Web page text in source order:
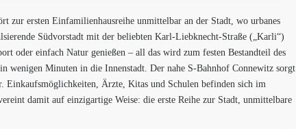
zur ersten Einfamilienhausreihe unmittelbar an der Stadt, wo urbanes
Südvorstadt mit der beliebten Karl-Liebknecht-Straße („Karli“)
oder einfach Natur genießen – all das wird zum festen Bestandteil des
wenigen Minuten in die Innenstadt. Der nahe S-Bahnhof Connewitz sorgt
Ärzte, Kitas und Schulen befinden sich im
damit auf einzigartige Weise: die erste Reihe zur Stadt, unmittelbare